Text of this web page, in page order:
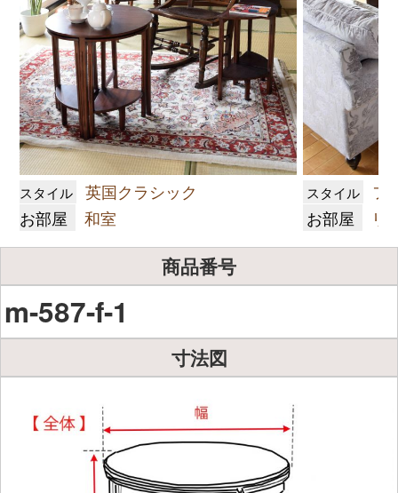
スタイル
英国クラシック
お部屋
和室
スタイル
フ
お部屋
リ
商品番号
m-587-f-1
寸法図